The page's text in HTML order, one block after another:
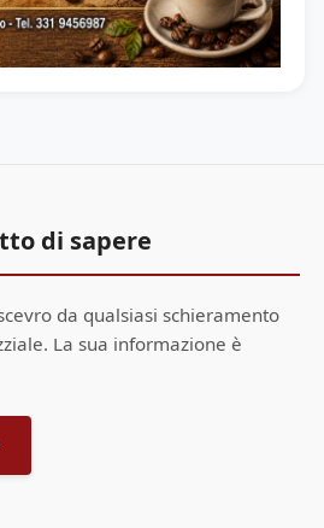
di sapere
da qualsiasi schieramento
La sua informazione è